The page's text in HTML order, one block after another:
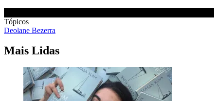
Tópicos
Deolane Bezerra
Mais Lidas